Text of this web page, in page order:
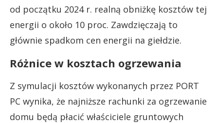
od początku 2024 r. realną obniżkę kosztów tej
energii o około 10 proc. Zawdzięczają to
głównie spadkom cen energii na giełdzie.
Różnice w kosztach ogrzewania
Z symulacji kosztów wykonanych przez PORT
PC wynika, że najniższe rachunki za ogrzewanie
domu będą płacić właściciele gruntowych